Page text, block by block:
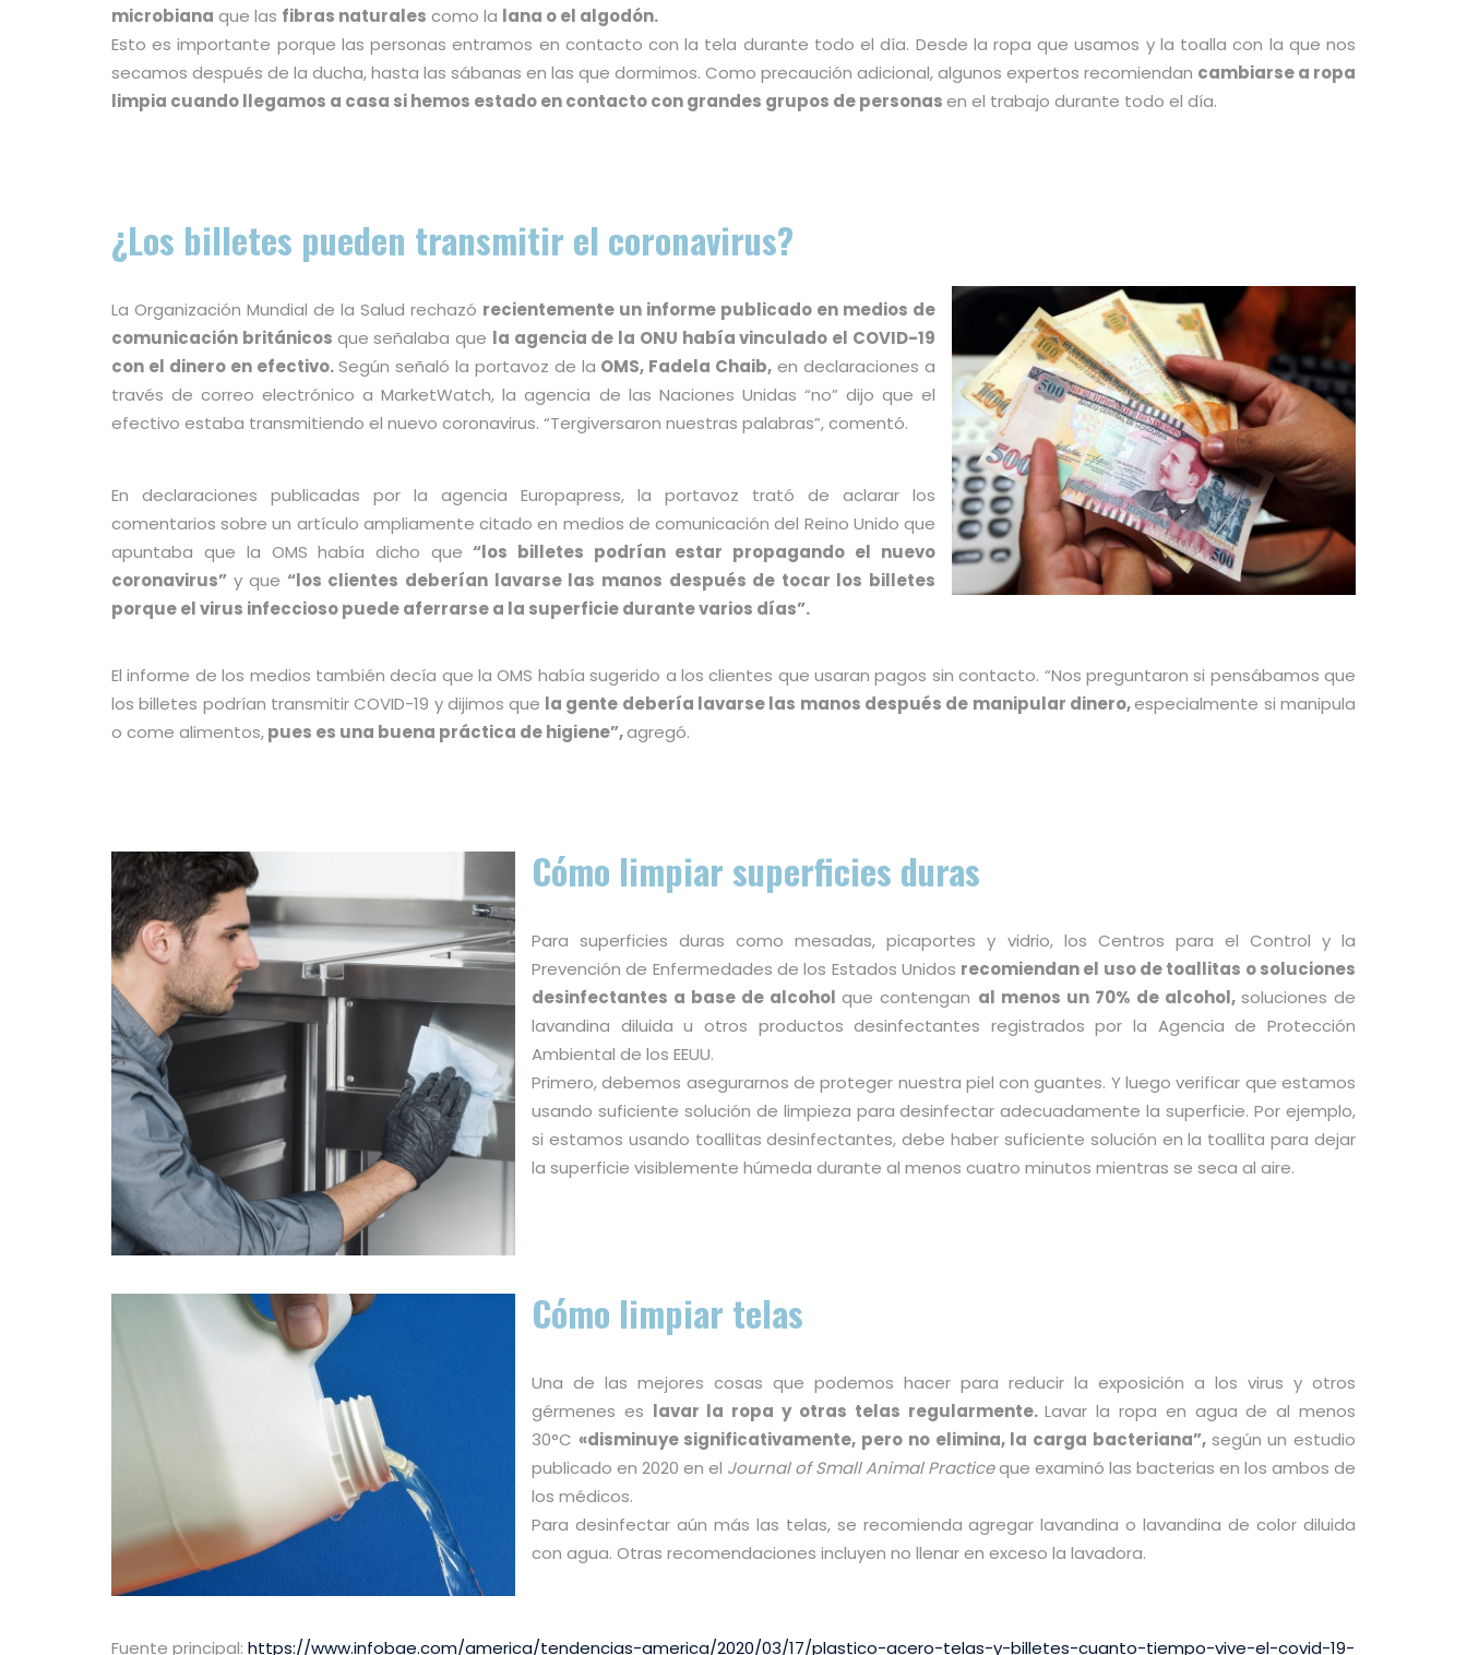
microbiana que las fibras naturales como la lana o el algodón.
Esto es importante porque las personas entramos en contacto con la tela durante todo el día. Desde la ropa que usamos y la toalla con la que nos
secamos después de la ducha, hasta las sábanas en las que dormimos. Como precaución adicional, algunos expertos recomiendan cambiarse a ropa
limpia cuando llegamos a casa si hemos estado en contacto con grandes grupos de personasen el trabajo durante todo el día.
¿Los billetes pueden transmitir el coronavirus?
La Organización Mundial de la Salud rechazó recientemente un informe publicado en medios de
comunicación británicos que señalaba que la agencia de la ONU había vinculado el COVID-19
con el dinero en efectivo.Según señaló la portavoz de la OMS, Fadela Chaib, en declaraciones a
través de correo electrónico a MarketWatch, la agencia de las Naciones Unidas “no” dijo que el
efectivo estaba transmitiendo el nuevo coronavirus. “Tergiversaron nuestras palabras”, comentó.
En declaraciones publicadas por la agencia Europapress, la portavoz trató de aclarar los
comentarios sobre un artículo ampliamente citado en medios de comunicación del Reino Unido que
apuntaba que la OMS había dicho que “los billetes podrían estar propagando el nuevo
coronavirus” y que “los clientes deberían lavarse las manos después de tocar los billetes
porque el virus infeccioso puede aferrarse a la superficie durante varios días”.
El informe de los medios también decía que la OMS había sugerido a los clientes que usaran pagos sin contacto. “Nos preguntaron si pensábamos que
los billetes podrían transmitir COVID-19 y dijimos que la gente debería lavarse las manos después de manipular dinero,especialmente si manipula
o come alimentos,pues es una buena práctica de higiene”,agregó.
Cómo limpiar superficies duras
Para superficies duras como mesadas, picaportes y vidrio, los Centros para el Control y la
Prevención de Enfermedades de los Estados Unidos recomiendan el uso de toallitas o soluciones
desinfectantes a base de alcoholque contengan al menos un 70% de alcohol, soluciones de
lavandina diluida u otros productos desinfectantes registrados por la Agencia de Protección
Ambiental de los EEUU.
Primero, debemos asegurarnos de proteger nuestra piel con guantes. Y luego verificar que estamos
usando suficiente solución de limpieza para desinfectar adecuadamente la superficie. Por ejemplo,
si estamos usando toallitas desinfectantes, debe haber suficiente solución en la toallita para dejar
la superficie visiblemente húmeda durante al menos cuatro minutos mientras se seca al aire.
Cómo limpiar telas
Una de las mejores cosas que podemos hacer para reducir la exposición a los virus y otros
gérmenes es lavar la ropa y otras telas regularmente.Lavar la ropa en agua de al menos
30°C «disminuye significativamente, pero no elimina, la carga bacteriana”, según un estudio
publicado en 2020 en el Journal of Small Animal Practiceque examinó las bacterias en los ambos de
los médicos.
Para desinfectar aún más las telas, se recomienda agregar lavandina o lavandina de color diluida
con agua. Otras recomendaciones incluyen no llenar en exceso la lavadora.
Fuente principal: https://www.infobae.com/america/tendencias-america/2020/03/17/plastico-acero-telas-y-billetes-cuanto-tiempo-vive-el-covid-19-